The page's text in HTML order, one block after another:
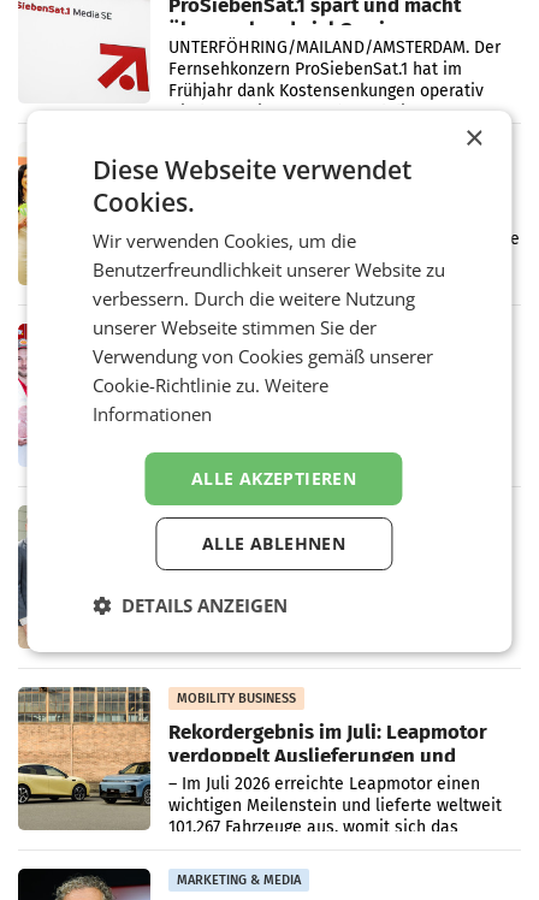
ProSiebenSat.1 spart und macht
überraschend viel Gewinn
UNTERFÖHRING/MAILAND/AMSTERDAM. Der
Fernsehkonzern ProSiebenSat.1 hat im
Frühjahr dank Kostensenkungen operativ
wieder Gewinn gemacht und die
Eine Bühne für Zirkularität: ARA und
Müller informieren am POS über
Kreislauffähigkeit
Über den gesamten August hinweg rücken die
Altstoff Recycling Austria AG (ARA) und der
Handelskonzern Müller die Initiative
„Kreislauf-Helden“ in allen österreichischen
Müller-Filialen
RETAIL
Penny modernisiert zwei Filialen in
Ober- und Niederösterreich
WIENER NEUDORF. – Im Rahmen einer
erneuert Penny zwei Filialen in Nieder- und
Oberösterreich. Die beiden Standorte liegen
RETAIL
Alles bereit für den Wechsel: Jürgen
Albrecht setzt ab 1.1.2027 auf Adeg
Zusammenarbeit zwischen Adeg und dem
kartellrechtlich freigegeben: Die
Bundeswettbewerbsbehörde und der
Bundeskartellanwalt
MOBILITY BUSINESS
Rekordergebnis im Juli: Leapmotor
verdoppelt Auslieferungen und
überschreitet die 100.000er-Marke
– Im Juli 2026 erreichte Leapmotor einen
wichtigen Meilenstein und lieferte weltweit
101.267 Fahrzeuge aus, womit sich das
Ergebnis gegenüber Juli 2025 mehr als
verdoppelte (+102
MARKETING & MEDIA
×
Diese Webseite verwendet
Cookies.
Wir verwenden Cookies, um die
Benutzerfreundlichkeit unserer Website zu
verbessern. Durch die weitere Nutzung
unserer Webseite stimmen Sie der
Verwendung von Cookies gemäß unserer
Cookie-Richtlinie zu.Weitere
Informationen
ALLE AKZEPTIEREN
ALLE ABLEHNEN
DETAILS ANZEIGEN